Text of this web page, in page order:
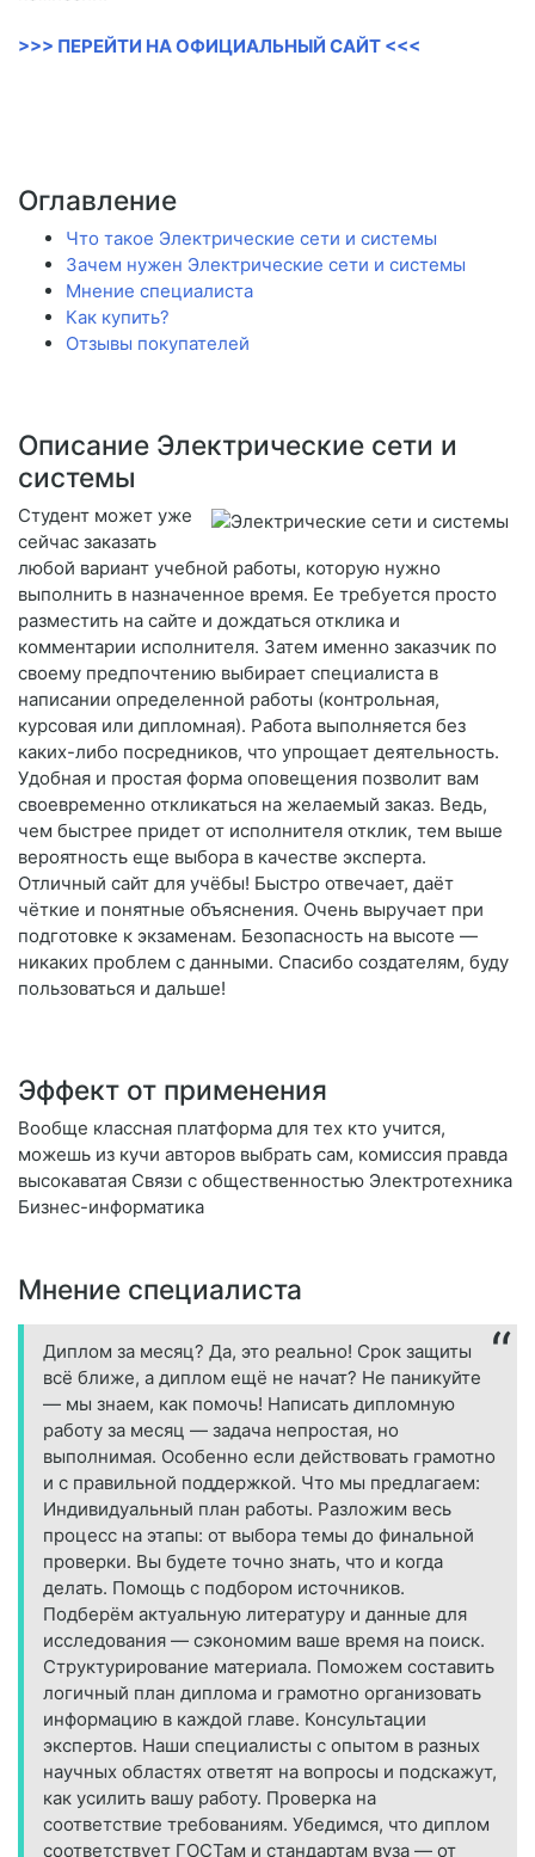
>>> ПЕРЕЙТИ НА ОФИЦИАЛЬНЫЙ САЙТ <<<
Оглавление
Что такое Электрические сети и системы
Зачем нужен Электрические сети и системы
Мнение специалиста
Как купить?
Отзывы покупателей
Описание Электрические сети и
системы
Студент может уже
сейчас заказать
любой вариант учебной работы, которую нужно
выполнить в назначенное время. Ее требуется просто
разместить на сайте и дождаться отклика и
комментарии исполнителя. Затем именно заказчик по
своему предпочтению выбирает специалиста в
написании определенной работы (контрольная,
курсовая или дипломная). Работа выполняется без
каких-либо посредников, что упрощает деятельность.
Удобная и простая форма оповещения позволит вам
своевременно откликаться на желаемый заказ. Ведь,
чем быстрее придет от исполнителя отклик, тем выше
вероятность еще выбора в качестве эксперта.
Отличный сайт для учёбы! Быстро отвечает, даёт
чёткие и понятные объяснения. Очень выручает при
подготовке к экзаменам. Безопасность на высоте —
никаких проблем с данными. Спасибо создателям, буду
пользоваться и дальше!
Эффект от применения
Вообще классная платформа для тех кто учится,
можешь из кучи авторов выбрать сам, комиссия правда
высокаватая Связи с общественностью Электротехника
Бизнес-информатика
Мнение специалиста
Диплом за месяц? Да, это реально! Срок защиты
всё ближе, а диплом ещё не начат? Не паникуйте
— мы знаем, как помочь! Написать дипломную
работу за месяц — задача непростая, но
выполнимая. Особенно если действовать грамотно
и с правильной поддержкой. Что мы предлагаем:
Индивидуальный план работы. Разложим весь
процесс на этапы: от выбора темы до финальной
проверки. Вы будете точно знать, что и когда
делать. Помощь с подбором источников.
Подберём актуальную литературу и данные для
исследования — сэкономим ваше время на поиск.
Структурирование материала. Поможем составить
логичный план диплома и грамотно организовать
информацию в каждой главе. Консультации
экспертов. Наши специалисты с опытом в разных
научных областях ответят на вопросы и подскажут,
как усилить вашу работу. Проверка на
соответствие требованиям. Убедимся, что диплом
соответствует ГОСТам и стандартам вуза — от